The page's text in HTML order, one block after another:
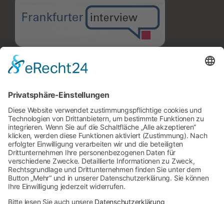
Kellerisolierung in Frankfurt
Ratgeber
Kellerisolierung in Frankfurt
Hausabdichtung in Frankfurt